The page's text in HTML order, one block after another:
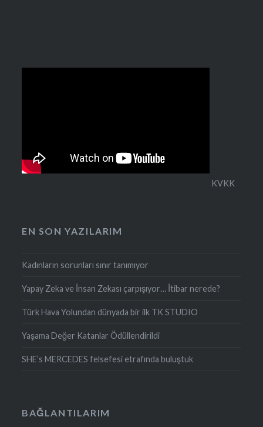
KVKK
EN SON YAZILARIM
Kadınların sorunları sınır tanımıyor
Yapay Zeka ve İnsan Zekası çarpışıyor… İtibar nerede?
Türk Hava Yolundan dünyada bir ilk TK STUDIO
Yaşama Değer Katanlar Ödüllendirildi
SHE’s MERCEDES felsefesi etrafında buluştuk
BAĞLANTILARIM